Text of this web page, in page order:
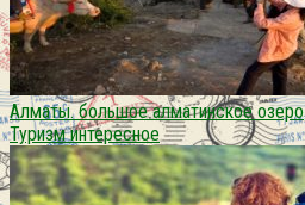
Алматы. большое алматинское озеро
Туризм интересное